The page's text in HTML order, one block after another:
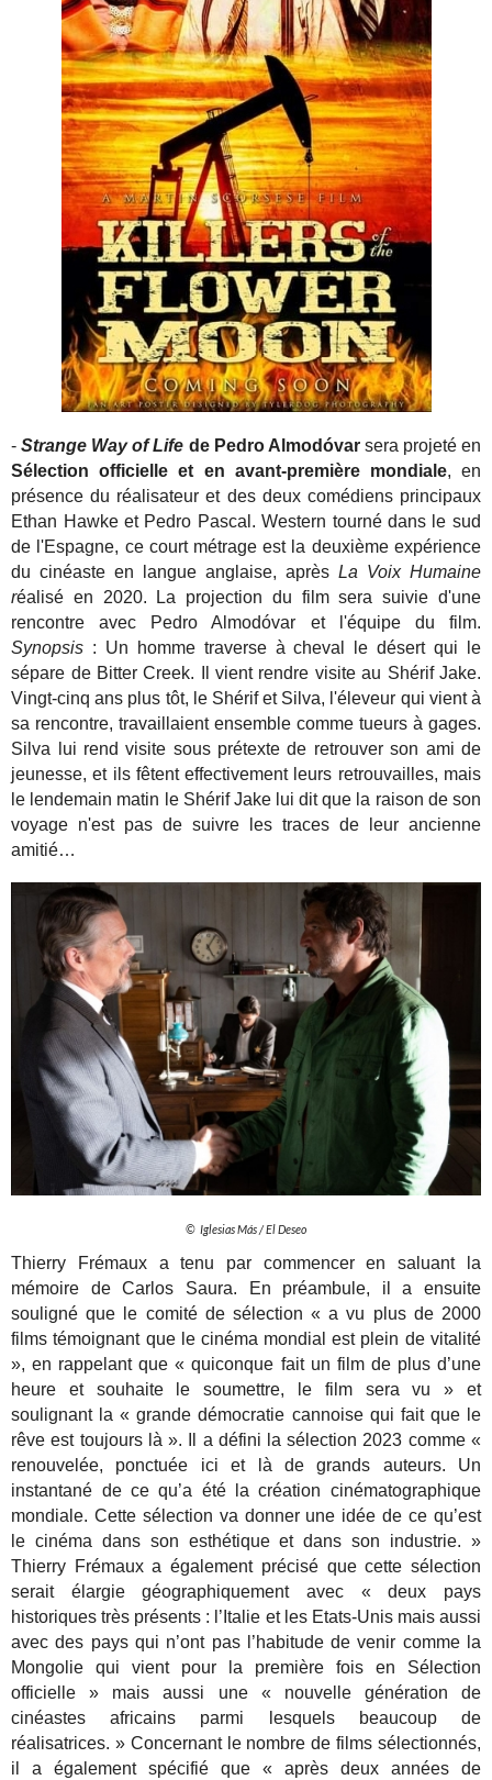
-Strange Way of Life de Pedro Almodóvar sera projeté en
Sélection officielle et en avant-première mondiale, en
présence du réalisateur et des deux comédiens principaux
Ethan Hawke et Pedro Pascal. Western tourné dans le sud
de l'Espagne, ce court métrage est la deuxième expérience
du cinéaste en langue anglaise, après La Voix Humaine
réalisé en 2020. La projection du film sera suivie d'une
rencontre avec Pedro Almodóvar et l'équipe du film.
Synopsis : Un homme traverse à cheval le désert qui le
sépare de Bitter Creek. Il vient rendre visite au Shérif Jake.
Vingt-cinq ans plus tôt, le Shérif et Silva, l'éleveur qui vient à
sa rencontre, travaillaient ensemble comme tueurs à gages.
Silva lui rend visite sous prétexte de retrouver son ami de
jeunesse, et ils fêtent effectivement leurs retrouvailles, mais
le lendemain matin le Shérif Jake lui dit que la raison de son
voyage n'est pas de suivre les traces de leur ancienne
amitié…
© Iglesias Más / El Deseo
Thierry Frémaux a tenu par commencer en saluant la
mémoire de Carlos Saura. En préambule, il a ensuite
souligné que le comité de sélection « a vu plus de 2000
films témoignant que le cinéma mondial est plein de vitalité
», en rappelant que « quiconque fait un film de plus d’une
heure et souhaite le soumettre, le film sera vu » et
soulignant la « grande démocratie cannoise qui fait que le
rêve est toujours là ». Il a défini la sélection 2023 comme «
renouvelée, ponctuée ici et là de grands auteurs. Un
instantané de ce qu’a été la création cinématographique
mondiale. Cette sélection va donner une idée de ce qu’est
le cinéma dans son esthétique et dans son industrie. »
Thierry Frémaux a également précisé que cette sélection
serait élargie géographiquement avec « deux pays
historiques très présents : l’Italie et les Etats-Unis mais aussi
avec des pays qui n’ont pas l’habitude de venir comme la
Mongolie qui vient pour la première fois en Sélection
officielle » mais aussi une « nouvelle génération de
cinéastes africains parmi lesquels beaucoup de
réalisatrices. » Concernant le nombre de films sélectionnés,
il a également spécifié que « après deux années de